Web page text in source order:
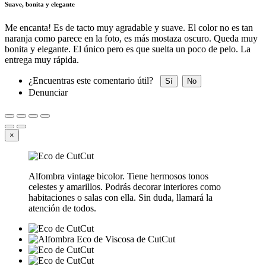
Suave, bonita y elegante
Me encanta! Es de tacto muy agradable y suave. El color no es tan
naranja como parece en la foto, es más mostaza oscuro. Queda muy
bonita y elegante. El único pero es que suelta un poco de pelo. La
entrega muy rápida.
¿Encuentras este comentario útil? Sí No
Denunciar
×
Alfombra vintage bicolor. Tiene hermosos tonos
celestes y amarillos. Podrás decorar interiores como
habitaciones o salas con ella. Sin duda, llamará la
atención de todos.